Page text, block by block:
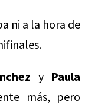
ni a la hora de
y Paula
más, pero